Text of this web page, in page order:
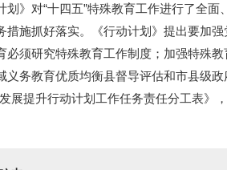
对“十四五”特殊教育工作进行了全面
措施抓好落实。《行动计划》提出要加
必须研究特殊教育工作制度；加强特殊
义务教育优质均衡县督导评估和市县级
展提升行动计划工作任务责任分工表》